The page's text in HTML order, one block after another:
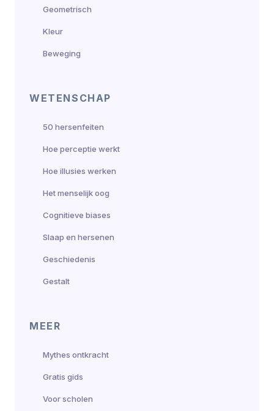
Geometrisch
Kleur
Beweging
WETENSCHAP
50 hersenfeiten
Hoe perceptie werkt
Hoe illusies werken
Het menselijk oog
Cognitieve biases
Slaap en hersenen
Geschiedenis
Gestalt
MEER
Mythes ontkracht
Gratis gids
Voor scholen